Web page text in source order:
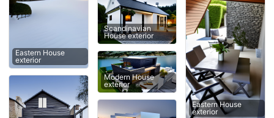
Eastern House
exterior
Scandinavian
House exterior
Modern House
exterior
Eastern House
exterior